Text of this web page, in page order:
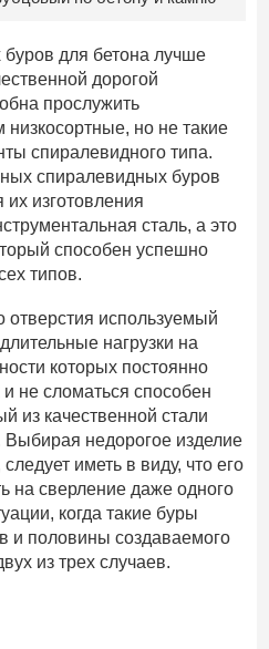
для бетона лучше
дорогой
прослужить
но не такие
спиралевидного типа.
спиралевидных буров
их изготовления
сталь, а это
способен успешно
типов.
отверстия используемый
нагрузки на
которых постоянно
не сломаться способен
из качественной стали
недорогое изделие
иметь в виду, что его
на сверление даже одного
когда такие буры
и половины создаваемого
из трех случаев.